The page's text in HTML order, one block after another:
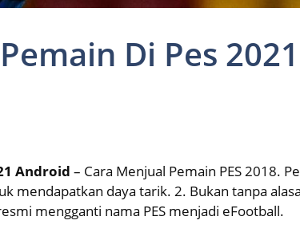
Di Pes 2021
Android – Cara Menjual Pemain PES 2018.
mendapatkan daya tarik. 2. Bukan tanpa
mengganti nama PES menjadi eFootball.